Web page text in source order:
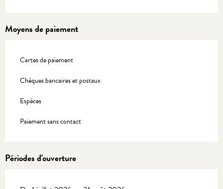
Moyens de paiement
Cartes de paiement
Chèques bancaires et postaux
Espèces
Paiement sans contact
Périodes d'ouverture